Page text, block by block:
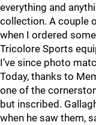
everything and
collection. A couple
when I ordered
Tricolore Sports
I’ve since photo
Today, thanks to
one of the
but inscribed.
when he saw them,